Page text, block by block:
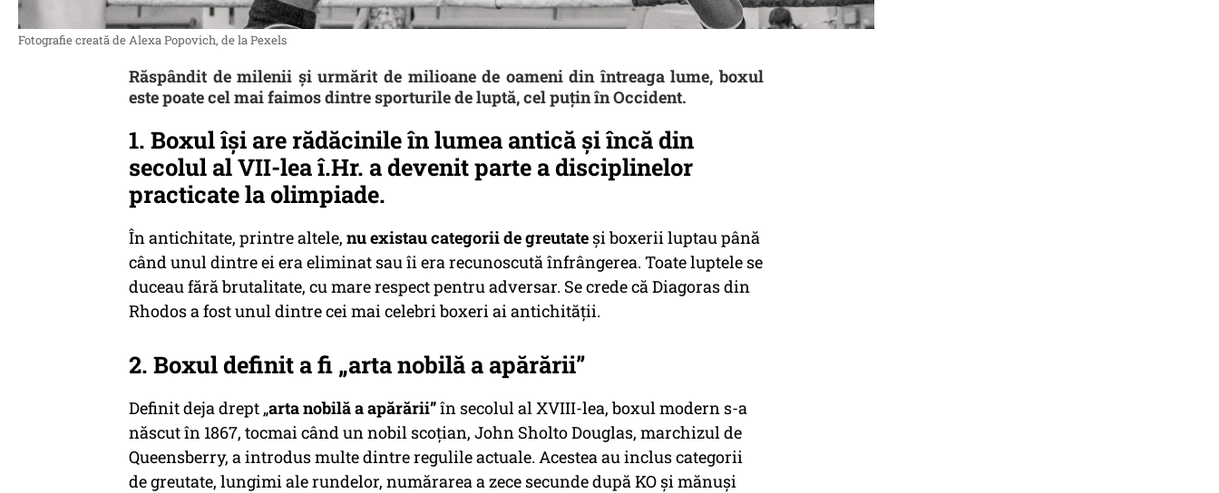
Fotografie creată de Alexa Popovich, de la Pexels
Răspândit de milenii și urmărit de milioane de oameni din întreaga lume, boxul
este poate cel mai faimos dintre sporturile de luptă, cel puțin în Occident.
1. Boxul își are rădăcinile în lumea antică și încă din
secolul al VII-lea î.Hr. a devenit parte a disciplinelor
practicate la olimpiade.
În antichitate, printre altele, nu existau categorii de greutate și boxerii luptau până
când unul dintre ei era eliminat sau îi era recunoscută înfrângerea. Toate luptele se
duceau fără brutalitate, cu mare respect pentru adversar. Se crede că Diagoras din
Rhodos a fost unul dintre cei mai celebri boxeri ai antichității.
2. Boxul definit a fi „arta nobilă a apărării”
Definit deja drept „arta nobilă a apărării”în secolul al XVIII-lea, boxul modern s-a
născut în 1867, tocmai când un nobil scoțian, John Sholto Douglas, marchizul de
Queensberry, a introdus multe dintre regulile actuale. Acestea au inclus categorii
de greutate, lungimi ale rundelor, numărarea a zece secunde după KO și mănuși